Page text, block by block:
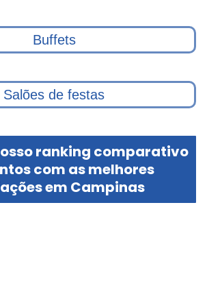
Buffets
Salões de festas
ranking comparativo
com as melhores
em Campinas